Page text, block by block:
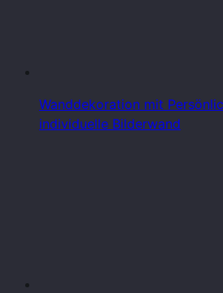
Wanddekoration mit
individuelle Bilderwand